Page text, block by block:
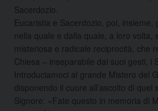
Sacerdozio.
Eucaristia e Sacerdozio, poi, insieme,
nella quale e dalla quale, a loro volta,
misteriosa e radicale reciprocità, che
Chiesa – inseparabile dai suoi gesti, i
Introduciamoci al grande Mistero del
disponendo il cuore all’ascolto di quel
Signore: «Fate questo in memoria di